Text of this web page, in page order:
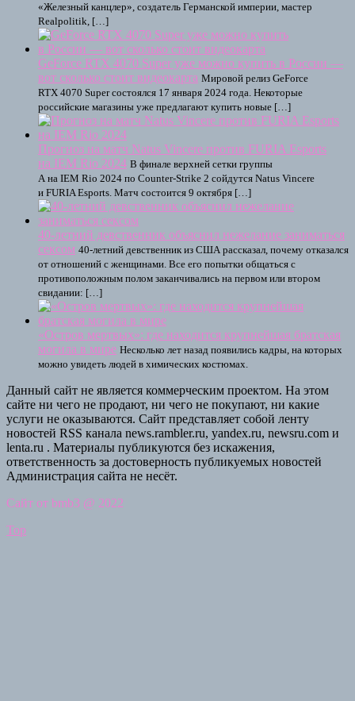
«Железный канцлер», создатель Германской империи, мастер
Realpolitik, […]
GeForce RTX 4070 Super уже можно купить в России —
вот сколько стоит видеокарта Мировой релиз GeForce
RTX 4070 Super состоялся 17 января 2024 года. Некоторые
российские магазины уже предлагают купить новые […]
Прогноз на матч Natus Vincere против FURIA Esports
на IEM Rio 2024 В финале верхней сетки группы
А на IEM Rio 2024 по Counter-Strike 2 сойдутся Natus Vincere
и FURIA Esports. Матч состоится 9 октября […]
40-летний девственник объяснил нежелание заниматься
сексом 40-летний девственник из США рассказал, почему отказался
от отношений с женщинами. Все его попытки общаться с
противоположным полом заканчивались на первом или втором
свидании: […]
«Остров мертвых»: где находится крупнейшая братская
могила в мире Несколько лет назад появились кадры, на которых
можно увидеть людей в химических костюмах.
Данный сайт не является коммерческим проектом. На этом
сайте ни чего не продают, ни чего не покупают, ни какие
услуги не оказываются. Сайт представляет собой ленту
новостей RSS канала news.rambler.ru, yandex.ru, newsru.com и
lenta.ru . Материалы публикуются без искажения,
ответственность за достоверность публикуемых новостей
Администрация сайта не несёт.
Сайт от bmb3 @ 2022
Top